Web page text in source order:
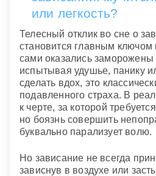
или легкость?
Телесный отклик во сне о
становится главным ключом
сами оказались
испытывая удушье, панику
сделать вдох, это
подавленного страха. В
к черте, за которой
но боязнь совершить
буквально парализует волю.
Но зависание не всегда
зависнув в воздухе или